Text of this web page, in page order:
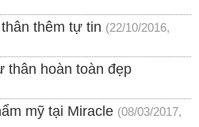
thêm tự tin (22/10/2016,
thân hoàn toàn đẹp
mỹ tại Miracle (08/03/2017,